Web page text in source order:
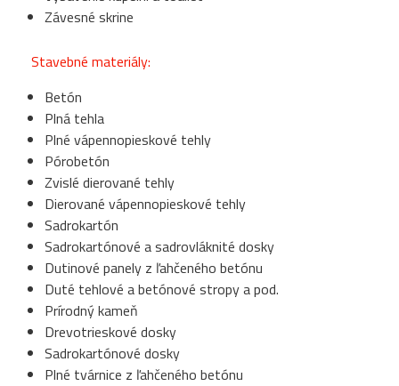
Závesné skrine
Stavebné materiály:
Betón
Plná tehla
Plné vápennopieskové tehly
Pórobetón
Zvislé dierované tehly
Dierované vápennopieskové tehly
Sadrokartón
Sadrokartónové a sadrovláknité dosky
Dutinové panely z ľahčeného betónu
Duté tehlové a betónové stropy a pod.
Prírodný kameň
Drevotrieskové dosky
Sadrokartónové dosky
Plné tvárnice z ľahčeného betónu